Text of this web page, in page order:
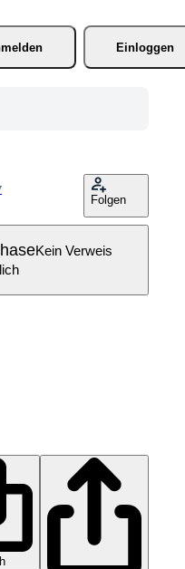
Einloggen
Folgen
Kein Verweis